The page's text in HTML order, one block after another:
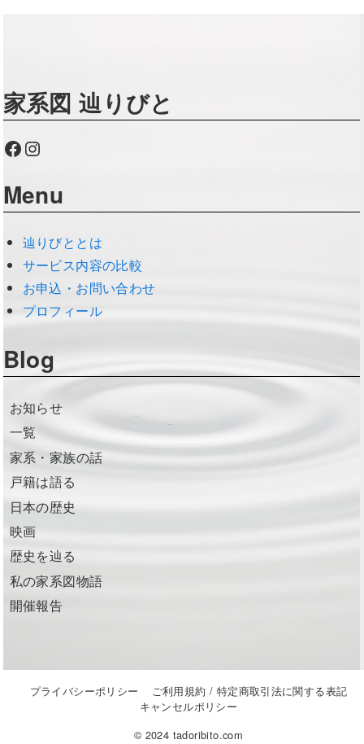
家系図 辿りびと
Facebook Instagram
Menu
辿りびととは
サービス内容の比較
お申込・お問い合わせ
プロフィール
Blog
お知らせ
一覧
家系・家族の話
戸籍は語る
日本の歴史
映画
歴史を辿る
私の家系図物語
開催報告
プライバシーポリシー
ご利用規約 / 特定商取引法に関する表記
キャンセルポリシー
© 2024 tadoribito.com